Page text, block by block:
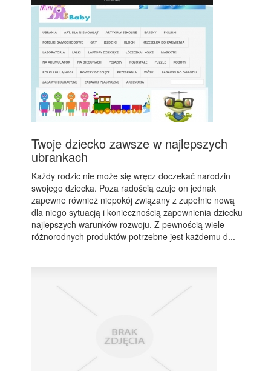
Twoje dziecko zawsze w najlepszych
ubrankach
Każdy rodzic nie może się wręcz doczekać narodzin
swojego dziecka. Poza radością czuje on jednak
zapewne również niepokój związany z zupełnie nową
dla niego sytuacją i koniecznością zapewnienia dziecku
najlepszych warunków rozwoju. Z pewnością wiele
różnorodnych produktów potrzebne jest każdemu d...